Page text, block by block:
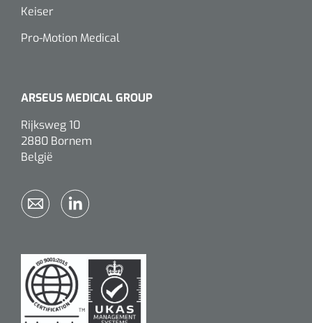
Keiser
Pro-Motion Medical
ARSEUS MEDICAL GROUP
Rijksweg 10
2880 Bornem
België